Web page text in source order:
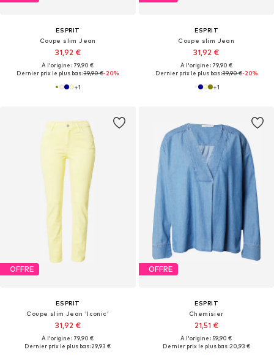
ESPRIT
Coupe slim Jean
31,92 €
À l'origine : 79,90 €
Dernier prix le plus bas :39,90 €-20%
+1
ESPRIT
Coupe slim Jean
31,92 €
À l'origine : 79,90 €
Dernier prix le plus bas :39,90 €-20%
+1
OFFRE
ESPRIT
Coupe slim Jean 'Iconic'
31,92 €
À l'origine : 79,90 €
Dernier prix le plus bas :29,93 €
OFFRE
ESPRIT
Chemisier
21,51 €
À l'origine : 59,90 €
Dernier prix le plus bas :20,93 €